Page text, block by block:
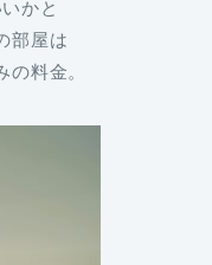
かと
部屋は
の料金。